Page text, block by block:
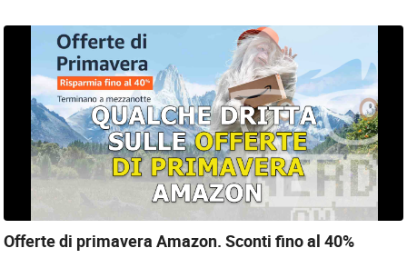
Offerte di primavera Amazon.Sconti fino al 40%